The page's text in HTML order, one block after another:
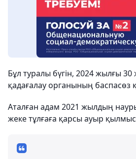
Бұл туралы бүгін, 2024 жылғы 30
қадағалау органының баспасөз
Аталған адам 2021 жылдың
жеке тұлғаға қарсы ауыр